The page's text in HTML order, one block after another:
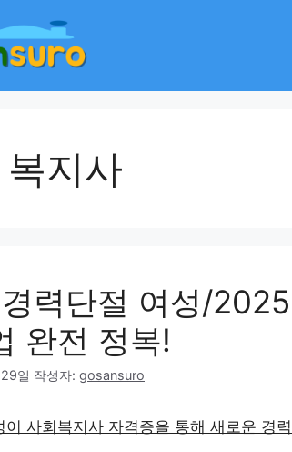
지사
력단절 여성/
완전 정복!
일 작성자: gosansuro